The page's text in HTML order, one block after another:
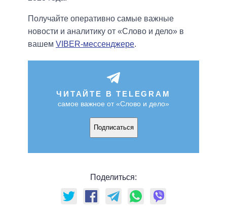
Получайте оперативно самые важные
новости и аналитику от «Слово и дело» в
вашем VIBER-мессенджере.
ЧИТАЙТЕ В TELEGRAM
самое важное от «Слово и дело»
Подписаться
Поделиться: